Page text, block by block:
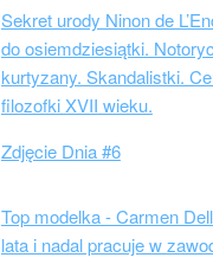
Sekret urody Ninon de
do osiemdziesiątki.
kurtyzany. Skandalistki.
filozofki XVII wieku.
Zdjęcie Dnia #6
Top modelka - Carmen
lata i nadal pracuje w